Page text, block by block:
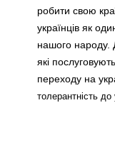
робити свою
українців як
нашого народу.
які
толерантність до